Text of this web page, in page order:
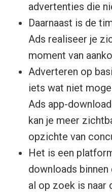
advertenties die
Daarnaast is de
Ads realiseer je
moment van
Adverteren op
iets wat niet
Ads app-
kan je meer
opzichte van
Het is een
downloads
al op zoek is naar